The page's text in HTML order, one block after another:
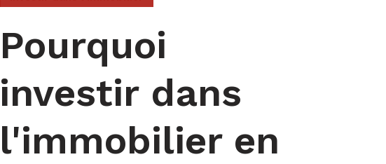
Pourquoi
investir dans
l'immobilier en